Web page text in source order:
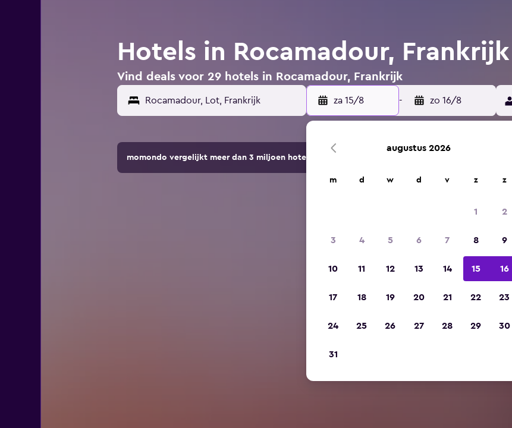
Hotels in Rocamadour, Frankrijk
Vind deals voor 29 hotels in Rocamadour, Frankrijk
Rocamadour, Lot, Frankrijk za 15/8 - zo 16/8
momondo vergelijkt meer dan 3 miljoen hotels en accommodaties.
augustus 2026
m d w d v z z
1 2
3 4 5 6 7 8 9
10 11 12 13 14 15 16
17 18 19 20 21 22 23
24 25 26 27 28 29 30
31